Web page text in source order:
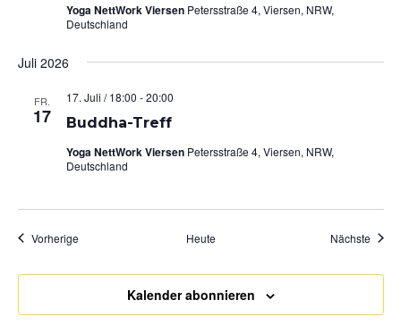
Yoga NettWork Viersen Petersstraße 4, Viersen, NRW,
Deutschland
Juli 2026
FR.
17 Buddha-Treff
17. Juli / 18:00 -20:00
Yoga NettWork Viersen Petersstraße 4, Viersen, NRW,
Deutschland
VorherigeVeranstaltungen Heute Nächste
Kalender abonnieren